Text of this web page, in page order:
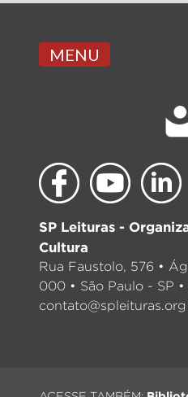
MENU
SP Leituras -
Cultura
Rua Faustolo, 576 •
000 • São Paulo - SP •
contato@spleituras.org